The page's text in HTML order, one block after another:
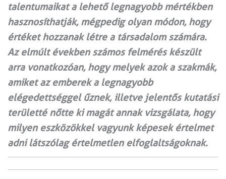
talentumaikat a lehető legnagyobb mértékben
hasznosíthatják, mégpedig olyan módon, hogy
értéket hozzanak létre a társadalom számára.
Az elmúlt években számos felmérés készült
arra vonatkozóan, hogy melyek azok a szakmák,
amiket az emberek a legnagyobb
elégedettséggel űznek, illetve jelentős kutatási
területté nőtte ki magát annak vizsgálata, hogy
milyen eszközökkel vagyunk képesek értelmet
adni látszólag értelmetlen elfoglaltságoknak.